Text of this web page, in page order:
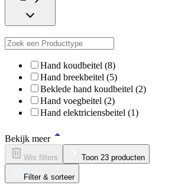
Hand koudbeitel (8)
Hand breekbeitel (5)
Beklede hand koudbeitel (2)
Hand voegbeitel (2)
Hand elektriciensbeitel (1)
Bekijk meer
Wis filters Toon 23 producten
Filter & sorteer